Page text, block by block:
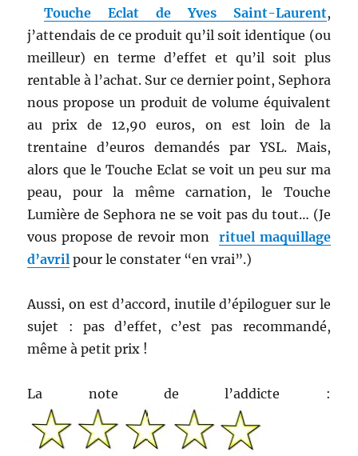
Touche Eclat de Yves Saint-Laurent,
j’attendais de ce produit qu’il soit identique (ou
meilleur) en terme d’effet et qu’il soit plus
rentable à l’achat. Sur ce dernier point, Sephora
nous propose un produit de volume équivalent
au prix de 12,90 euros, on est loin de la
trentaine d’euros demandés par YSL. Mais,
alors que le Touche Eclat se voit un peu sur ma
peau, pour la même carnation, le Touche
Lumière de Sephora ne se voit pas du tout… (Je
vous propose de revoir mon rituel maquillage
d’avril pour le constater “en vrai”.)
Aussi, on est d’accord, inutile d’épiloguer sur le
sujet : pas d’effet, c’est pas recommandé,
même à petit prix !
La note de l’addicte :